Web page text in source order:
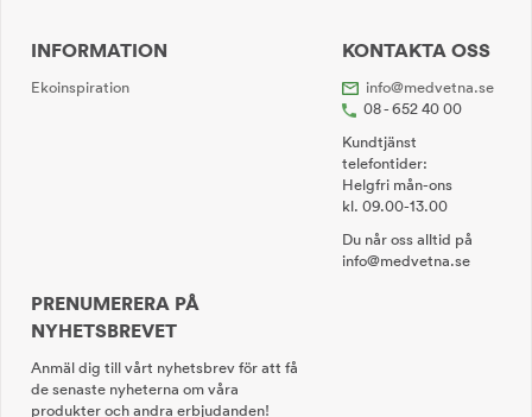
INFORMATION
Ekoinspiration
KONTAKTA OSS
info@medvetna.se
08 - 652 40 00
Kundtjänst
telefontider:
Helgfri mån-ons
kl. 09.00-13.00
Du når oss alltid på
info@medvetna.se
PRENUMERERA PÅ
NYHETSBREVET
Anmäl dig till vårt nyhetsbrev för att få
de senaste nyheterna om våra
produkter och andra erbjudanden!